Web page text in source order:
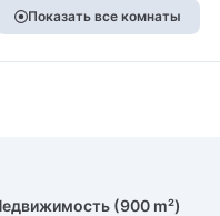
Показать все комнаты
(900 m²)